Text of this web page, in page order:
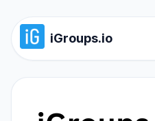
iGroups.io